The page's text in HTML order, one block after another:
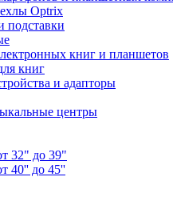
Optrix
подставки
книг и планшетов
книг
и адапторы
центры
32" до 39"
40'' до 45''